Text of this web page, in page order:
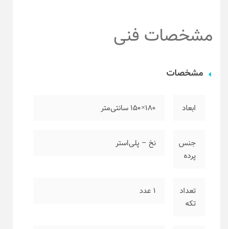
مشخصات فنی
مشخصات
ابعاد ۱۸۰×۱۵۰ سانتی‌متر
جنس
پرده
نخ – پلی‌استر
تعداد
تکه
۱ عدد